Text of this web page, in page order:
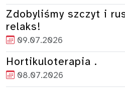
Zdobyliśmy szczyt i
relaks!
09.07.2026
Hortikuloterapia .
08.07.2026